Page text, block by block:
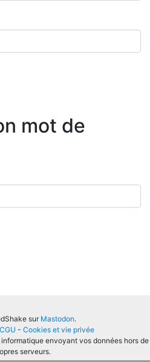
mot de
sur Mastodon.
CGU - Cookies et vie privée
envoyant vos données hors de
serveurs.